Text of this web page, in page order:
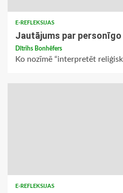
E-REFLEKSIJAS
Jautājums par
Dītrihs Bonhēfers
Ko nozīmē “interpretēt
E-REFLEKSIJAS